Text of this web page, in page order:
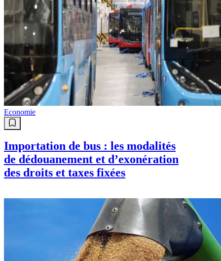
Economie
Importation de bus : les modalités
de dédouanement et d’exonération
des droits et taxes fixées